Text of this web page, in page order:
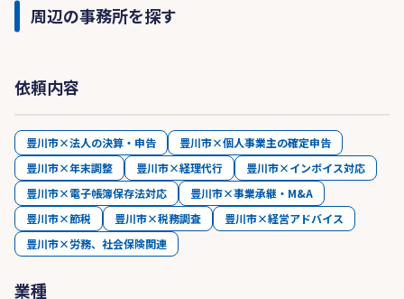
周辺の事務所を探す
依頼内容
豊川市×法人の決算・申告
豊川市×個人事業主の確定申告
豊川市×年末調整
豊川市×経理代行
豊川市×インボイス対応
豊川市×電子帳簿保存法対応
豊川市×事業承継・M&A
豊川市×節税
豊川市×税務調査
豊川市×経営アドバイス
豊川市×労務、社会保険関連
業種